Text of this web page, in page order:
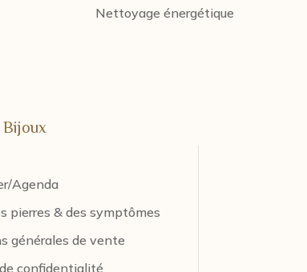
Nettoyage énergétique
Bijoux
Agenda
pierres & des symptômes
générales de vente
confidentialité